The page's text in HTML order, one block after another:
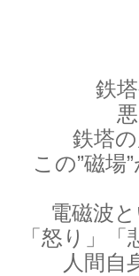
鉄
鉄塔
この”磁場
電磁波
「怒り」
人間自